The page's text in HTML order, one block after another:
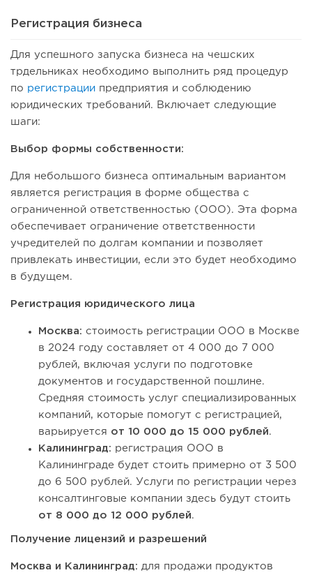
Регистрация бизнеса
Для успешного запуска бизнеса на чешских
трдельниках необходимо выполнить ряд процедур
по регистрации предприятия и соблюдению
юридических требований. Включает следующие
шаги:
Выбор формы собственности:
Для небольшого бизнеса оптимальным вариантом
является регистрация в форме общества с
ограниченной ответственностью (ООО). Эта форма
обеспечивает ограничение ответственности
учредителей по долгам компании и позволяет
привлекать инвестиции, если это будет необходимо
в будущем.
Регистрация юридического лица
Москва: стоимость регистрации ООО в Москве
в 2024 году составляет от 4 000 до 7 000
рублей, включая услуги по подготовке
документов и государственной пошлине.
Средняя стоимость услуг специализированных
компаний, которые помогут с регистрацией,
варьируется от 10 000 до 15 000 рублей.
Калининград: регистрация ООО в
Калининграде будет стоить примерно от 3 500
до 6 500 рублей. Услуги по регистрации через
консалтинговые компании здесь будут стоить
от 8 000 до 12 000 рублей.
Получение лицензий и разрешений
Москва и Калининград: для продажи продуктов